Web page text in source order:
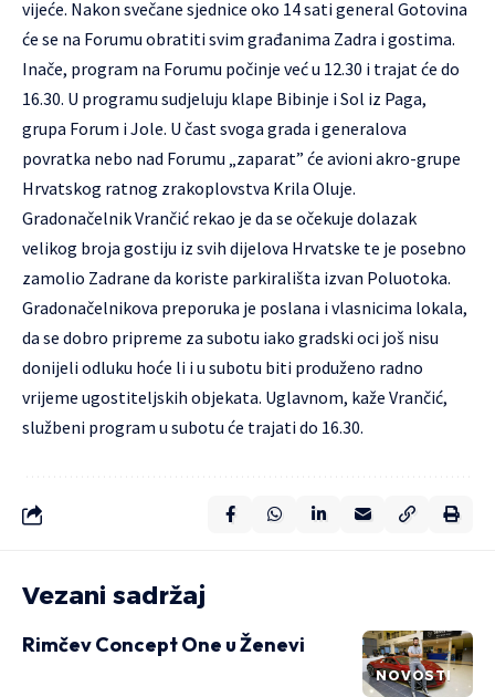
vijeće. Nakon svečane sjednice oko 14 sati general Gotovina
će se na Forumu obratiti svim građanima Zadra i gostima.
Inače, program na Forumu počinje već u 12.30 i trajat će do
16.30. U programu sudjeluju klape Bibinje i Sol iz Paga,
grupa Forum i Jole. U čast svoga grada i generalova
povratka nebo nad Forumu „zaparat” će avioni akro-grupe
Hrvatskog ratnog zrakoplovstva Krila Oluje.
Gradonačelnik Vrančić rekao je da se očekuje dolazak
velikog broja gostiju iz svih dijelova Hrvatske te je posebno
zamolio Zadrane da koriste parkirališta izvan Poluotoka.
Gradonačelnikova preporuka je poslana i vlasnicima lokala,
da se dobro pripreme za subotu iako gradski oci još nisu
donijeli odluku hoće li i u subotu biti produženo radno
vrijeme ugostiteljskih objekata. Uglavnom, kaže Vrančić,
službeni program u subotu će trajati do 16.30.
Vezani sadržaj
NOVOSTI
Rimčev Concept One u Ženevi